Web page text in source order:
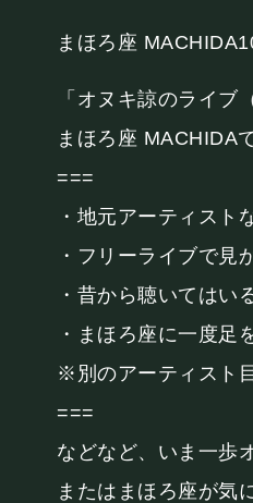
まほろ座
「オヌキ諒のライブ
まほろ座 MACHIDA
===
・地元アーティスト
・フリーライブで見
・昔から聴いてはい
・まほろ座に一度足
※別のアーティスト
===
などなど、いま一歩
またはまほろ座が気